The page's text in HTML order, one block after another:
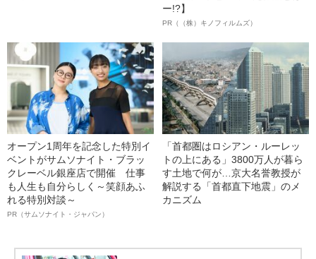
ー!?】
PR（（株）キノフィルムズ）
オープン1周年を記念した特別イ
ベントがサムソナイト・ブラッ
クレーベル銀座店で開催 仕事
も人生も自分らしく～笑顔あふ
れる特別対談～
PR（サムソナイト・ジャパン）
「首都圏はロシアン・ルーレッ
トの上にある」3800万人が暮ら
す土地で何が…京大名誉教授が
解説する「首都直下地震」のメ
カニズム